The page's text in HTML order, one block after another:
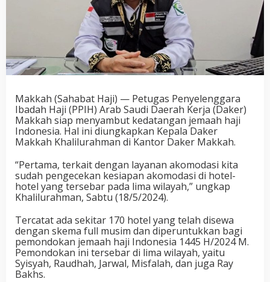
Makkah (Sahabat Haji) — Petugas Penyelenggara
Ibadah Haji (PPIH) Arab Saudi Daerah Kerja (Daker)
Makkah siap menyambut kedatangan jemaah haji
Indonesia. Hal ini diungkapkan Kepala Daker
Makkah Khalilurahman di Kantor Daker Makkah.
“Pertama, terkait dengan layanan akomodasi kita
sudah pengecekan kesiapan akomodasi di hotel-
hotel yang tersebar pada lima wilayah,” ungkap
Khalilurahman, Sabtu (18/5/2024).
Tercatat ada sekitar 170 hotel yang telah disewa
dengan skema full musim dan diperuntukkan bagi
pemondokan jemaah haji Indonesia 1445 H/2024 M.
Pemondokan ini tersebar di lima wilayah, yaitu
Syisyah, Raudhah, Jarwal, Misfalah, dan juga Ray
Bakhs.